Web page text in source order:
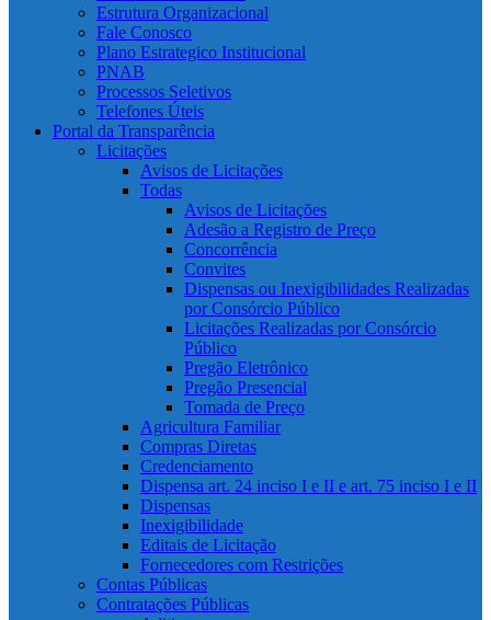
Estrutura Organizacional
Fale Conosco
Plano Estrategico Institucional
PNAB
Processos Seletivos
Telefones Úteis
Portal da Transparência
Licitações
Avisos de Licitações
Todas
Avisos de Licitações
Adesão a Registro de Preço
Concorrência
Convites
Dispensas ou Inexigibilidades Realizadas
por Consórcio Público
Licitações Realizadas por Consórcio
Público
Pregão Eletrônico
Pregão Presencial
Tomada de Preço
Agricultura Familiar
Compras Diretas
Credenciamento
Dispensa art. 24 inciso I e II e art. 75 inciso I e II
Dispensas
Inexigibilidade
Editais de Licitação
Fornecedores com Restrições
Contas Públicas
Contratações Públicas